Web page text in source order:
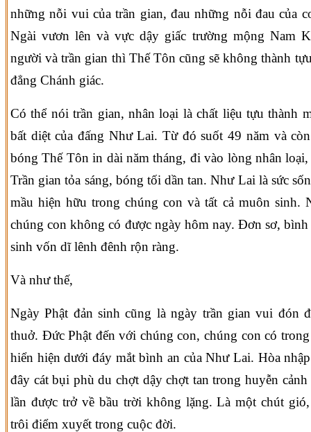
những nỗi vui của trần gian, đau những nỗi đau của
Ngài vươn lên và vực dậy giấc trường mộng Nam
người và trần gian thì Thế Tôn cũng sẽ không thành
đẳng Chánh giác.
Có thể nói trần gian, nhân loại là chất liệu tựu thành
bất diệt của đấng Như Lai. Từ đó suốt 49 năm và
bóng Thế Tôn in dài năm tháng, đi vào lòng nhân
Trần gian tỏa sáng, bóng tối dần tan. Như Lai là sức
mầu hiện hữu trong chúng con và tất cả muôn sinh.
chúng con không có được ngày hôm nay. Đơn sơ,
sinh vốn dĩ lênh đênh rộn ràng.
Và như thế,
Ngày Phật đản sinh cũng là ngày trần gian vui đón
thuở. Đức Phật đến với chúng con, chúng con có
hiển hiện dưới đáy mắt bình an của Như Lai. Hòa
đây cát bụi phù du chợt dậy chợt tan trong huyễn
lần được trở về bầu trời không lặng. Là một chút
trôi điểm xuyết trong cuộc đời.